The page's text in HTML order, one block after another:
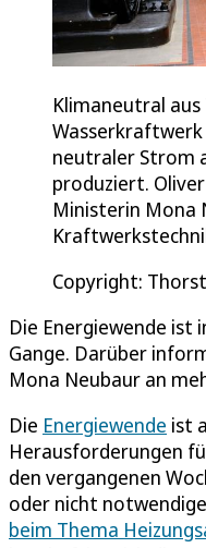
Klimaneutral
Wasserkraftwerk
neutraler Strom
produziert.
Ministerin Mona
Copyright:
Die Energiewende ist
Gange. Darüber
Mona Neubaur an
Die Energiewende ist
Herausforderungen
den vergangenen
oder nicht
beim Thema